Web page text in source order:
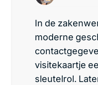
In de
moderne
visitekaartje
sleutelrol.